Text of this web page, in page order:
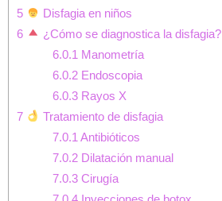
5
Disfagia en niños
6
¿Cómo se diagnostica la disfagia?
6.0.1 Manometría
6.0.2 Endoscopia
6.0.3 Rayos X
7
Tratamiento de disfagia
7.0.1 Antibióticos
7.0.2 Dilatación manual
7.0.3 Cirugía